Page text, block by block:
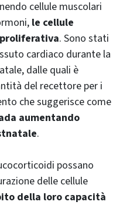
cellule muscolari
le cellule
. Sono stati
cardiaco durante la
dalle quali è
del recettore per i
che suggerisce come
aumentando
.
possano
delle cellule
della loro capacità